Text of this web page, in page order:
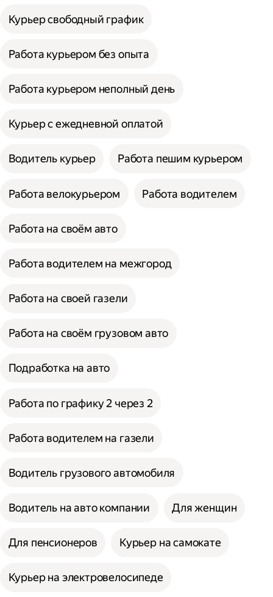
Курьер свободный график
Работа курьером без опыта
Работа курьером неполный день
Курьер с ежедневной оплатой
Водитель курьер Работа пешим курьером
Работа велокурьером Работа водителем
Работа на своём авто
Работа водителем на межгород
Работа на своей газели
Работа на своём грузовом авто
Подработка на авто
Работа по графику 2 через 2
Работа водителем на газели
Водитель грузового автомобиля
Водитель на авто компании Для женщин
Для пенсионеров Курьер на самокате
Курьер на электровелосипеде